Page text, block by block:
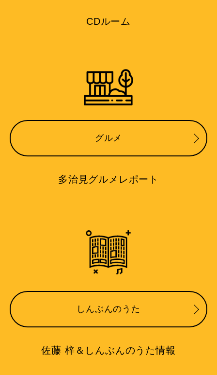
CDルーム
グルメ
多治見グルメレポート
しんぶんのうた
佐藤 梓＆しんぶんのうた情報